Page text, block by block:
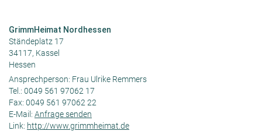
GrimmHeimat Nordhessen
Ständeplatz 17
34117, Kassel
Hessen
Ansprechperson: Frau Ulrike Remmers
Tel.: 0049 561 97062 17
Fax: 0049 561 97062 22
E-Mail: Anfrage senden
Link: http://www.grimmheimat.de